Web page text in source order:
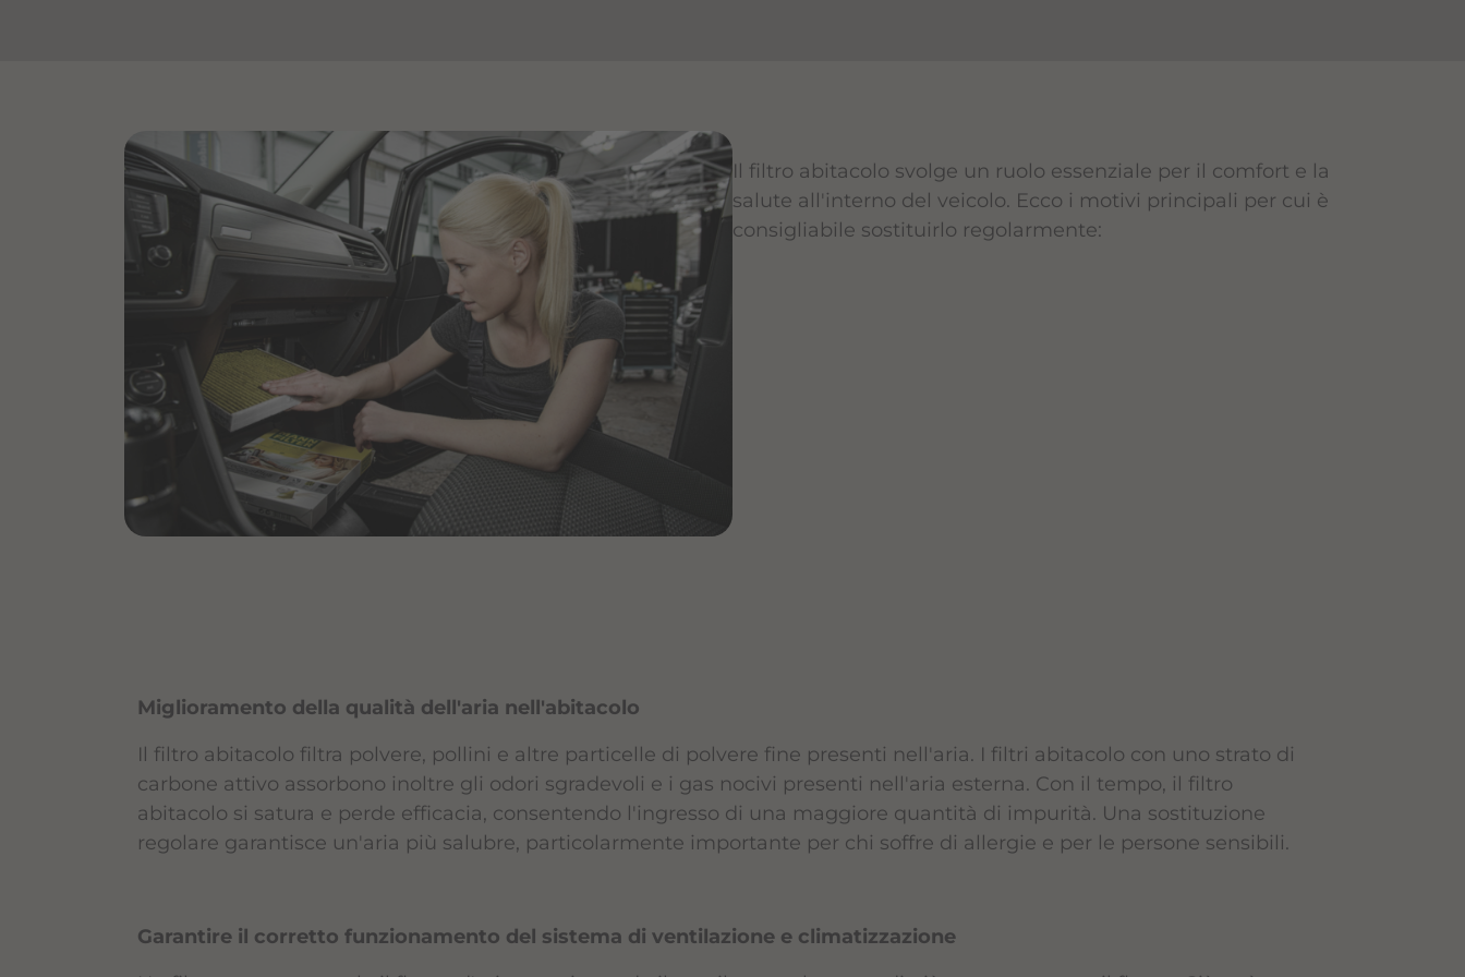
Il filtro abitacolo svolge un ruolo essenziale per il comfort e la
salute all'interno del veicolo. Ecco i motivi principali per cui è
consigliabile sostituirlo regolarmente:
Miglioramento della qualità dell'aria nell'abitacolo
Il filtro abitacolo filtra polvere, pollini e altre particelle di polvere fine presenti nell'aria. I filtri abitacolo con uno strato di
carbone attivo assorbono inoltre gli odori sgradevoli e i gas nocivi presenti nell'aria esterna. Con il tempo, il filtro
abitacolo si satura e perde efficacia, consentendo l'ingresso di una maggiore quantità di impurità. Una sostituzione
regolare garantisce un'aria più salubre, particolarmente importante per chi soffre di allergie e per le persone sensibili.
Garantire il corretto funzionamento del sistema di ventilazione e climatizzazione